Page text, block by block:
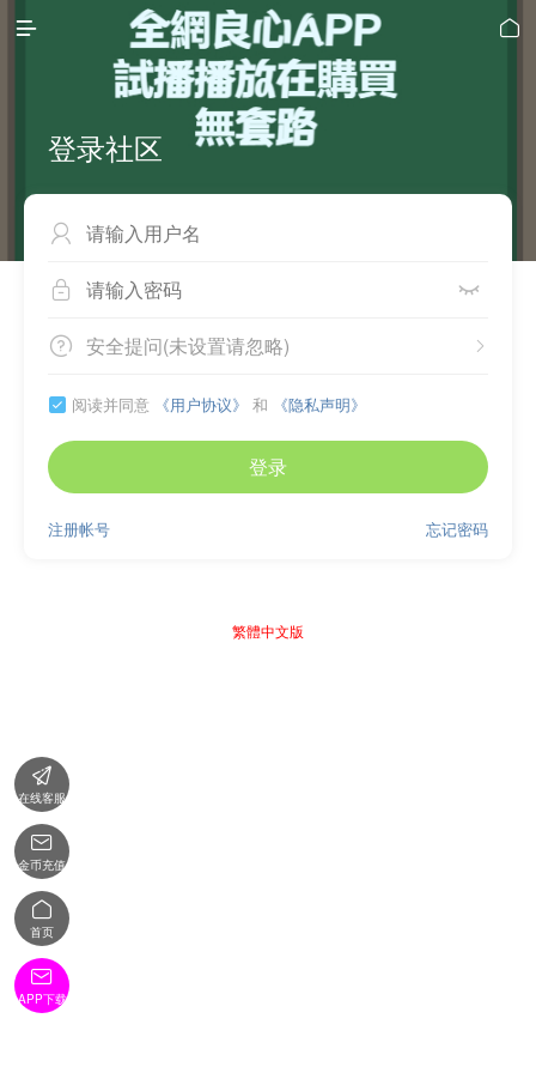
 
登录社区

 
 
安全提问(未设置请忽略)
 阅读并同意 《用户协议》 和 《隐私声明》
登录
忘记密码
注册帐号
繁體中文版

在线客服

金币充值

首页

APP下载